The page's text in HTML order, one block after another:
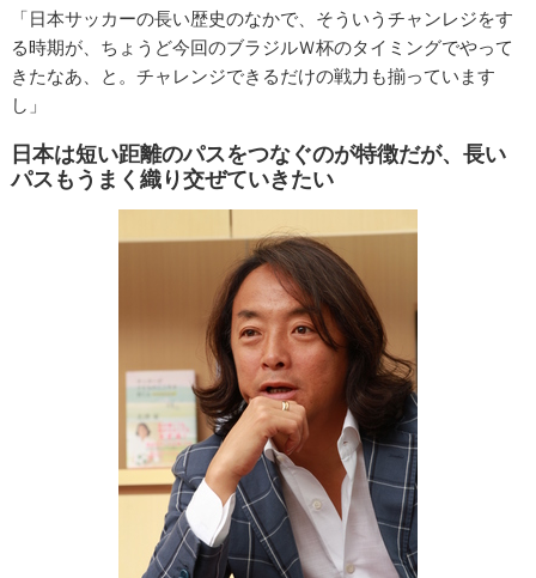
「日本サッカーの長い歴史のなかで、そういうチャンレジをす
る時期が、ちょうど今回のブラジルＷ杯のタイミングでやって
きたなあ、と。チャレンジできるだけの戦力も揃っています
し」
日本は短い距離のパスをつなぐのが特徴だが、長い
パスもうまく織り交ぜていきたい